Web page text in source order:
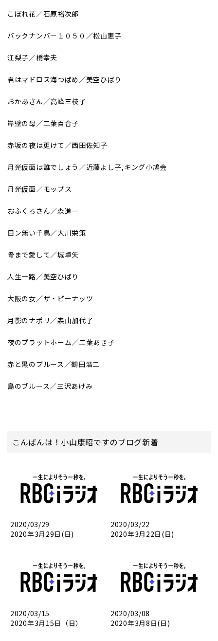
こぼれ花／石原裕次郎
バックナンバー１０５０／松山恵子
江梨子／橋幸夫
君はマドロス海つばめ／美空ひばり
おかあさん／高峰三枝子
岸壁の母／二葉百合子
赤坂の夜は更けて／西田佐知子
月光仮面は誰でしょう／近藤よし子,キング小鳩会
月光仮面／モップス
おふくろさん／森進一
目ン無い千鳥／大川栄策
骨まで愛して／城卓矢
人生一路／美空ひばり
大阪の女／ザ・ピーナッツ
月影のナポリ／森山加代子
夜のプラットホーム／二葉あき子
赤と黒のブルース／鶴田浩二
島のブルース／三沢あけみ
こんばんは！小山康昭ですのブログ新着
2020/03/29
2020年3月29日(日)
2020/03/22
2020年3月22日(日)
2020/03/15
2020年3月15日（日）
2020/03/08
2020年3月8日(日)